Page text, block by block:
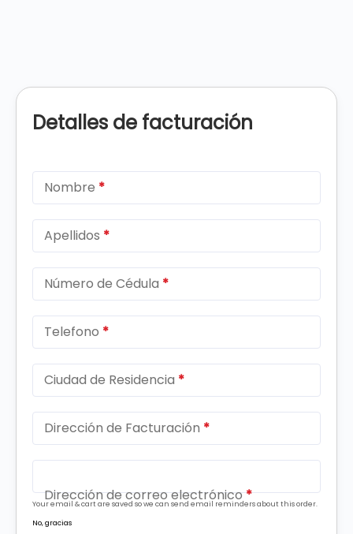
Detalles de facturación
Nombre *
Apellidos *
Número de Cédula *
Telefono *
Ciudad de Residencia *
Dirección de Facturación *
Dirección de correo electrónico*
Your email & cart are saved so we can send email reminders about this order.
No, gracias